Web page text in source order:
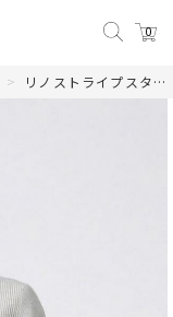
0
> リノストライプスタンドカラーブラウス